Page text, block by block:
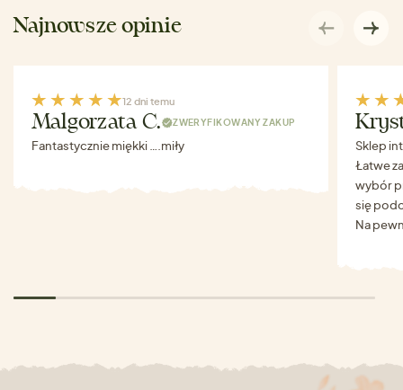
Najnowsze opinie
12 dni temu
Malgorzata C. ZWERYFIKOWANY ZAKUP
Fantastycznie miękki ….miły
Sklep
Łatwe
wybór
się
Na